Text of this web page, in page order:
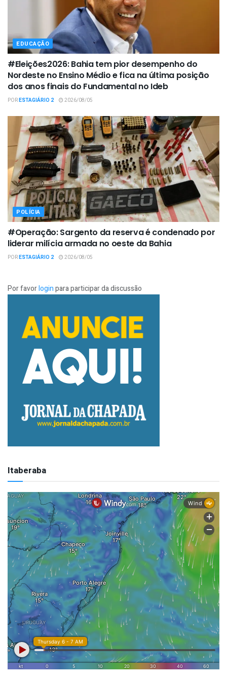
EDUCAÇÃO
#Eleições2026: Bahia tem pior desempenho do
Nordeste no Ensino Médio e fica na última posição
dos anos finais do Fundamental no Ideb
PORESTAGIÁRIO 2 2026/08/05
POLÍCIA
#Operação: Sargento da reserva é condenado por
liderar milícia armada no oeste da Bahia
PORESTAGIÁRIO 2 2026/08/05
Por favorloginpara participar da discussão
Itaberaba